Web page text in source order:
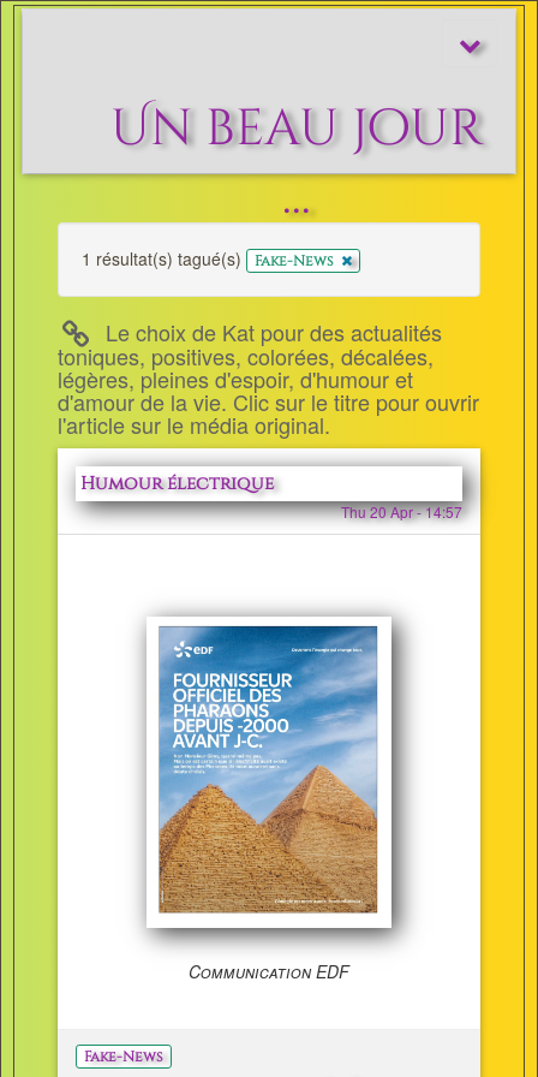
Afficher/
Un beau jour
...
1 résultat(s) tagué(s) Fake-News x
Le choix de Kat pour des actualités
toniques, positives, colorées, décalées,
légères, pleines d'espoir, d'humour et
d'amour de la vie. Clic sur le titre pour ouvrir
l'article sur le média original.
Humour électrique
Thu 20 Apr - 14:57
Communication EDF
Fake-News